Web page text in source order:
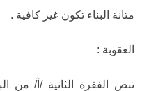
متانة البناء تكون غير كافية .
العقوبة :
تنص الفقرة الثانية /آ/ من